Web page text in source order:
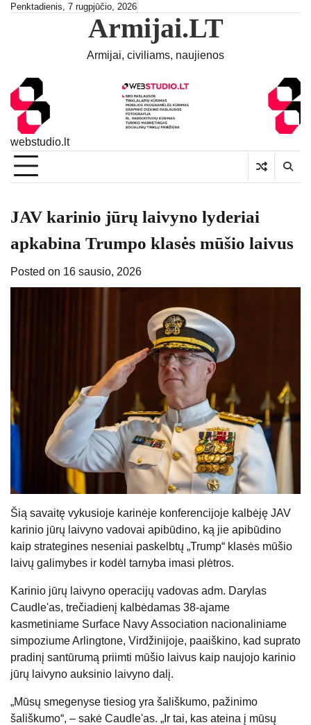
SkipPenktadienis, 7 rugpjūčio, 2026
Armijai.LT
Armijai, civiliams, naujienos
webstudio.lt
JAV karinio jūrų laivyno lyderiai
apkabina Trumpo klasės mūšio laivus
Posted on 16 sausio, 2026
Šią savaitę vykusioje karinėje konferencijoje kalbėję JAV
karinio jūrų laivyno vadovai apibūdino, ką jie apibūdino
kaip strategines neseniai paskelbtų „Trump“ klasės mūšio
laivų galimybes ir kodėl tarnyba imasi plėtros.
Karinio jūrų laivyno operacijų vadovas adm. Darylas
Caudle'as, trečiadienį kalbėdamas 38-ajame
kasmetiniame Surface Navy Association nacionaliniame
simpoziume Arlingtone, Virdžinijoje, paaiškino, kad suprato
pradinį santūrumą priimti mūšio laivus kaip naujojo karinio
jūrų laivyno auksinio laivyno dalį.
„Mūsų smegenyse tiesiog yra šališkumo, pažinimo
šališkumo“, – sakė Caudle'as. „Ir tai, kas ateina į mūsų